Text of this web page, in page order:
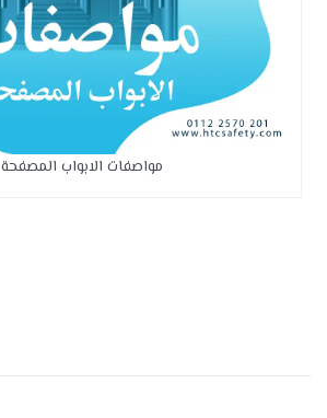
مواصفات الابواب المصفحة